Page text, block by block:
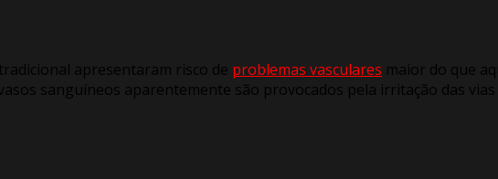
apresentaram risco de problemas vasculares maior do que
sanguíneos aparentemente são provocados pela irritação das